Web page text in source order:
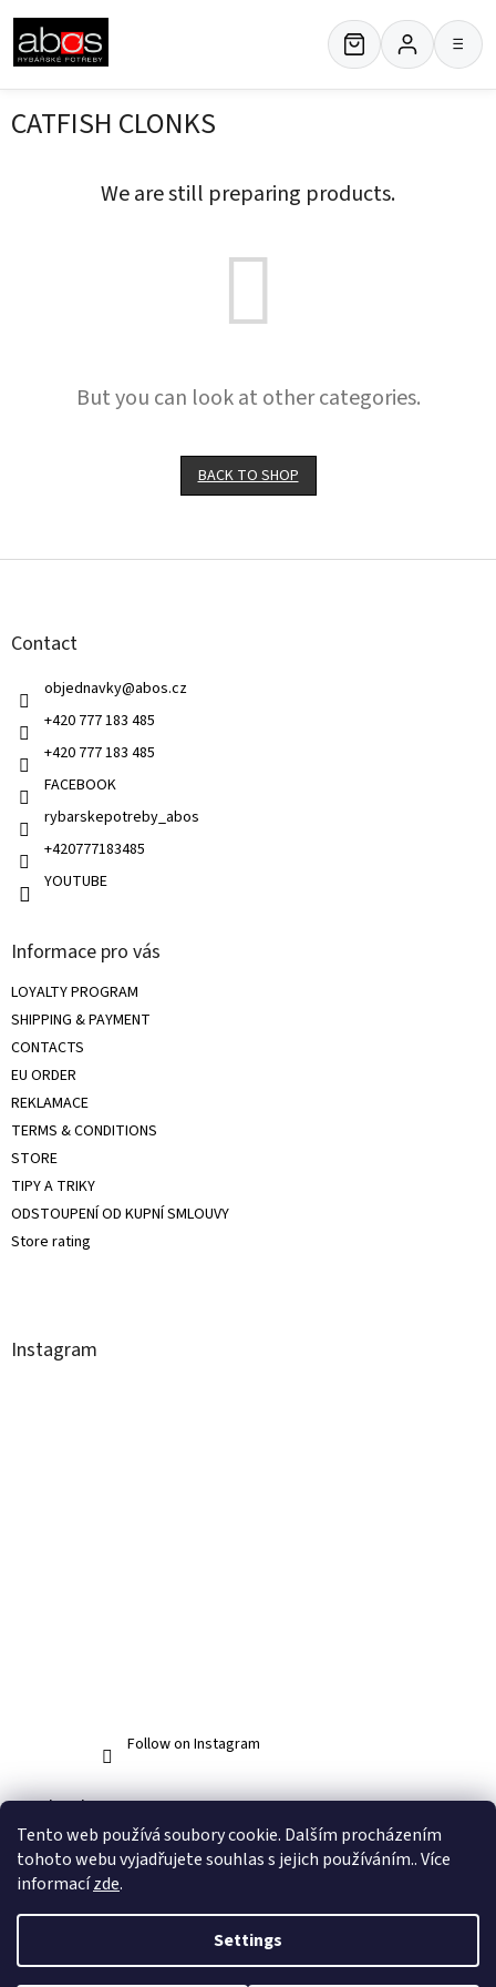
Tento web používá soubory cookie. Dalším procházením
tohoto webu vyjadřujete souhlas s jejich používáním.. Více
informacízde.
Settings
content
≡
CATFISH CLONKS
We are still preparing products.
But you can look at other categories.
BACK TO SHOP
Contact
objednavky@abos.cz
+420 777 183 485
+420 777 183 485
FACEBOOK
rybarskepotreby_abos
+420777183485
YOUTUBE
Informace pro vás
LOYALTY PROGRAM
SHIPPING & PAYMENT
CONTACTS
EU ORDER
REKLAMACE
TERMS & CONDITIONS
STORE
TIPY A TRIKY
ODSTOUPENÍ OD KUPNÍ SMLOUVY
Store rating
Instagram
Follow on Instagram
Facebook